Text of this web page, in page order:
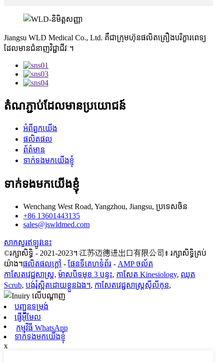
Jiangsu WLD Medical Co., Ltd. គឺជាក្រុមហ៊ុនផលិតគ្រឿងបរិក្ខារពេទ្យ
ដែលមានជំនាញវិជ្ជាជីវៈ។
តំណភ្ជាប់ដែលមានប្រយោជន៍
អំពីពួកយើង
ផលិតផល
ព័ត៌មាន
ទាក់ទងមកយើងខ្ញុំ
ទាក់ទងមកយើងខ្ញុំ
Wenchang West Road, Yangzhou, Jiangsu, ប្រទេសចិន
+86 13601443135
sales@jswldmed.com
សាកសួរឥឡូវនេះ
©រក្សាសិទ្ធិ - 2021-2023។ 江苏迈德进出口有限公司៖ រក្សាសិទ្ធិគ្រប់
យ៉ាង។ផលិតផលក្តៅ - ផែនទីគេហទំព័រ - AMP ចល័ត
កាសែតវេជ្ជសាស្ត្រ, ម៉ាសបិទមុខ 3 បន្ទះ, កាសែត Kinesiology, ឈុត
Scrub, បង់រុំស្អិតដោយខ្លួនឯង។, កាសែតវេជ្ជសាស្ត្រស៊ីលីកុន,
បញ្ជូនទម្រង់
ផ្ញើអ៊ីមែល
កម្មវិធី WhatsApp
ទាក់ទងមកយើងខ្ញុំ
x